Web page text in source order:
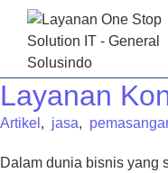
Layanan
Artikel , jasa,
Dalam dunia bisnis yang